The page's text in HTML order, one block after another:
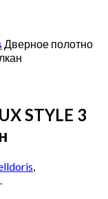
Дверное полотно
STYLE 3
,
.